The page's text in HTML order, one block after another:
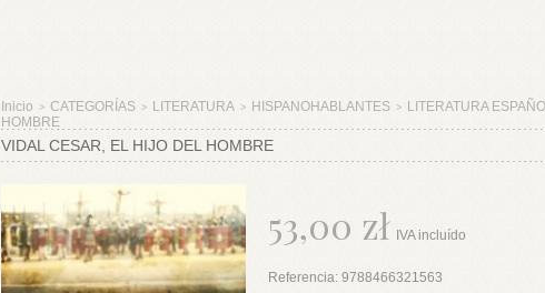
Inicio > CATEGORÍAS > LITERATURA > HISPANOHABLANTES > LITERATURA
HOMBRE
VIDAL CESAR, EL HIJO DEL HOMBRE
53,00 zł IVA incluído
Referencia: 9788466321563